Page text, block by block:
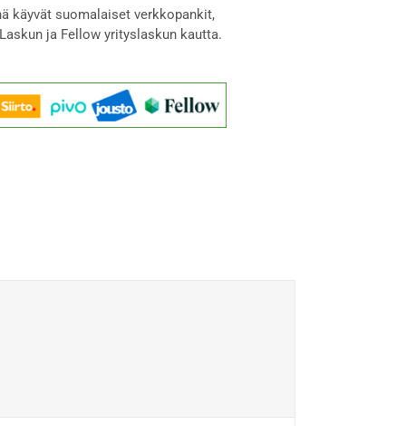
käyvät suomalaiset verkkopankit,
ja Fellow yrityslaskun kautta.